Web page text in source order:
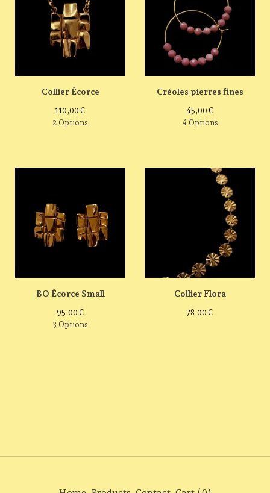
Collier Écorce
110,00€
2 Options
Créoles pierres fines
45,00€
4 Options
BO Écorce Small
95,00€
3 Options
Collier Flora
78,00€